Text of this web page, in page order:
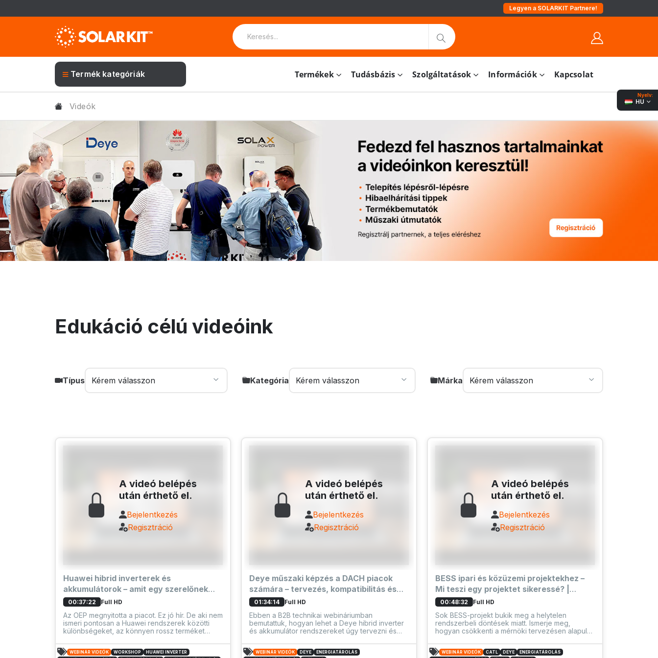
Legyen a SOLARKIT Partnere!
Nyelv:
HU
Termék kategóriák Termékek Tudásbázis Szolgáltatások Információk Kapcsolat
Videók
Edukáció célú videóink
Típus Kategória Márka
A videó belépés
után érthető el.
Bejelentkezés
Regisztráció
Huawei hibrid inverterek és
akkumulátorok – amit egy szerelőnek
tudnia kell
00:37:22 Full HD
Az OEP megnyitotta a piacot. Ez jó hír. De aki nem
ismeri pontosan a Huawei rendszerek közötti
különbségeket, az könnyen rossz terméket
visszahívásokkal és reklamációkkal fogja
megfizetni.
WEBINÁR VIDEÓK WORKSHOP
HUAWEI INVERTER
A videó belépés
után érthető el.
Bejelentkezés
Regisztráció
Deye műszaki képzés a DACH piacok
számára – tervezés, kompatibilitás és
C&I tárolás | SOLARKIT webinárium
01:34:14 Full HD
Ebben a B2B technikai webináriumban
bemutattuk, hogyan lehet a Deye hibrid inverter
és akkumulátor rendszereket úgy tervezni és
probléma és üzembe helyezési hiba merüljön fel.
A szekció az inverter + akkumulátor + BMS
WEBINÁR VIDEÓK DEYE
ENERGIATÁROLÁS
A videó belépés
után érthető el.
Bejelentkezés
Regisztráció
BESS ipari és közüzemi projektekhez –
Mi teszi egy projektet sikeressé? |
SOLARKIT webinárium szerda
00:48:32 Full HD
Sok BESS-projekt bukik meg a helytelen
rendszerbeli döntések miatt. Ismerje meg,
hogyan csökkenti a mérnöki tervezésen alapuló
közüzemi méretű projektekben a SOLARKIT
segítségével.
WEBINÁR VIDEÓK CATL DEYE
ENERGIATÁROLÁS